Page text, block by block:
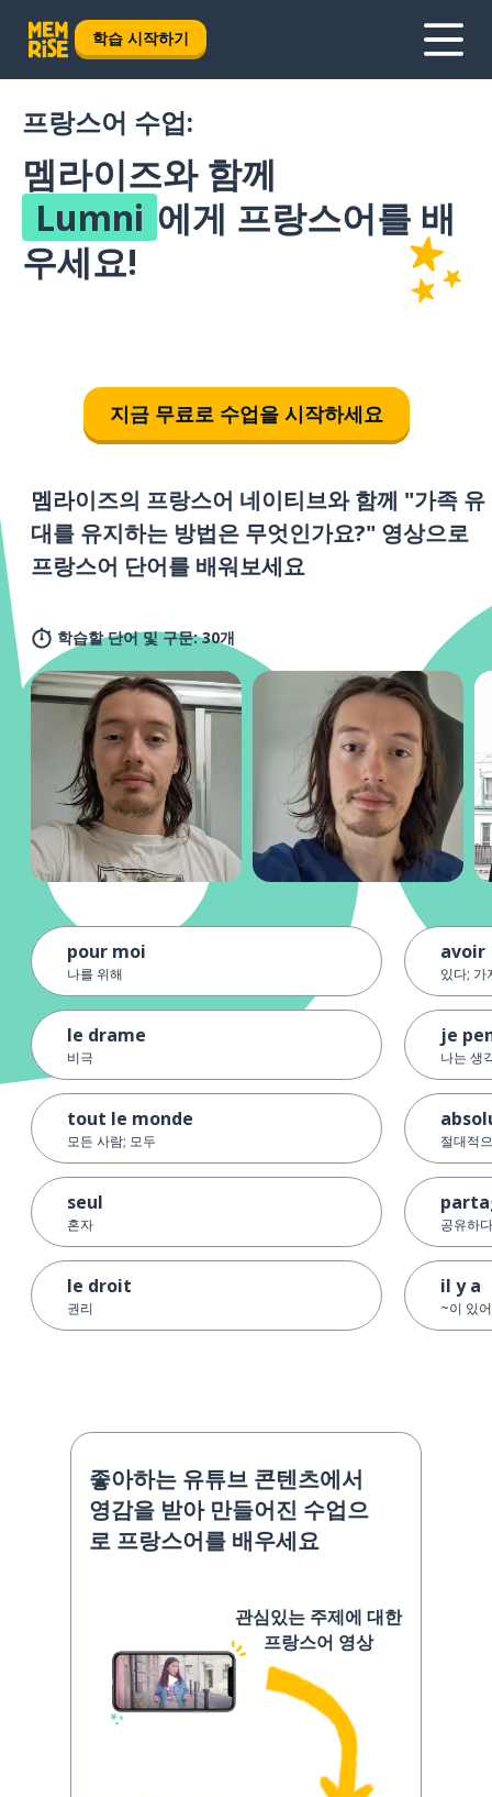
학습 시작하기
프랑스어 수업:
멤라이즈와 함께
Lumni 에게 프랑스어를 배
우세요!
지금 무료로 수업을 시작하세요
멤라이즈의 프랑스어 네이티브와 함께 "가족 유
대를 유지하는 방법은 무엇인가요?" 영상으로
프랑스어 단어를 배워보세요
학습할 단어 및 구문: 30개
pour moi
나를 위해
le drame
비극
tout le monde
모든 사람; 모두
seul
혼자
le droit
권리
avoir
있다; 가
je
나는 생
절대적
공유하다
il y a
~이 있
좋아하는 유튜브 콘텐츠에서
영감을 받아 만들어진 수업으
로 프랑스어를 배우세요
관심있는 주제에 대한
프랑스어 영상